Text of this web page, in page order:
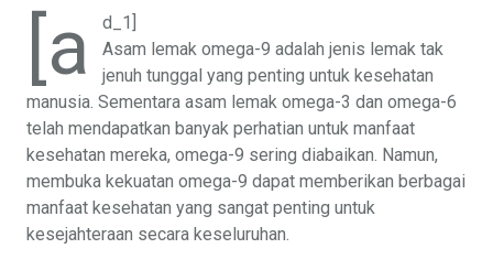
[a
d_1]
Asam lemak omega-9 adalah jenis lemak tak
jenuh tunggal yang penting untuk kesehatan
manusia. Sementara asam lemak omega-3 dan omega-6
telah mendapatkan banyak perhatian untuk manfaat
kesehatan mereka, omega-9 sering diabaikan. Namun,
membuka kekuatan omega-9 dapat memberikan berbagai
manfaat kesehatan yang sangat penting untuk
kesejahteraan secara keseluruhan.